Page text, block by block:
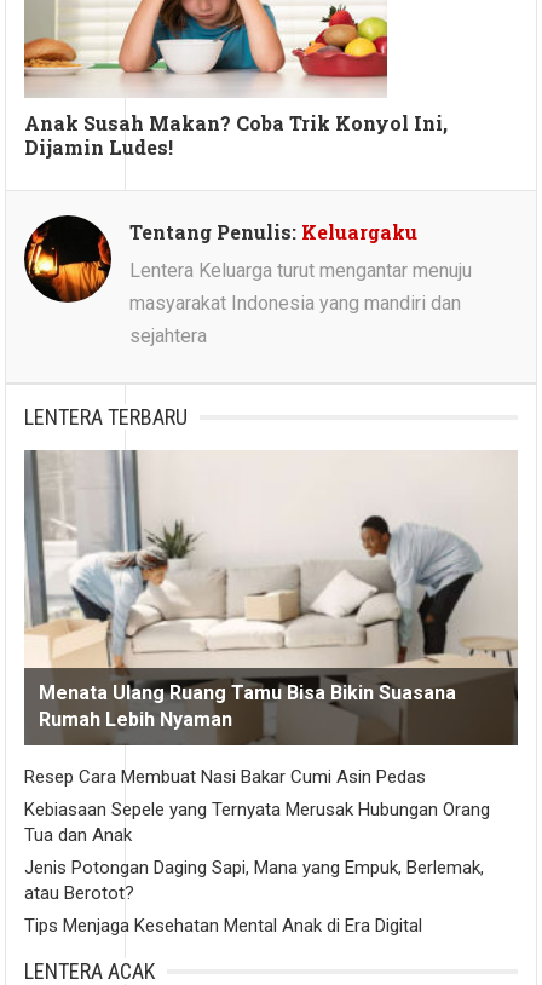
Anak Susah Makan? Coba Trik Konyol Ini,
Dijamin Ludes!
Tentang Penulis: Keluargaku
Lentera Keluarga turut mengantar menuju
masyarakat Indonesia yang mandiri dan
sejahtera
LENTERA TERBARU
Menata Ulang Ruang Tamu Bisa Bikin Suasana
Rumah Lebih Nyaman
Resep Cara Membuat Nasi Bakar Cumi Asin Pedas
Kebiasaan Sepele yang Ternyata Merusak Hubungan Orang
Tua dan Anak
Jenis Potongan Daging Sapi, Mana yang Empuk, Berlemak,
atau Berotot?
Tips Menjaga Kesehatan Mental Anak di Era Digital
LENTERA ACAK